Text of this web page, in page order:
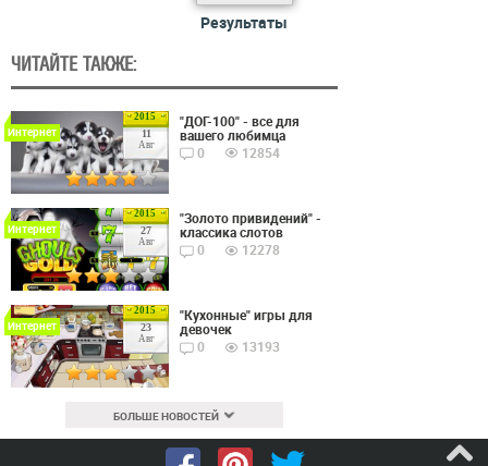
Результаты
ЧИТАЙТЕ ТАКЖЕ:
2015
11
Авг
Интернет
"ДОГ-100" - все для
вашего любимца
0
12854
2015
27
Авг
Интернет
"Золото привидений" -
классика слотов
0
12278
2015
23
Авг
Интернет
"Кухонные" игры для
девочек
0
13193
БОЛЬШЕ НОВОСТЕЙ